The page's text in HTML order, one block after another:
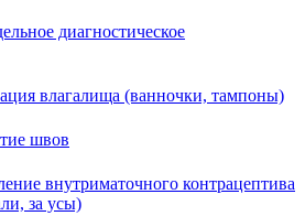
диагностическое
влагалища (ванночки, тампоны)
швов
внутриматочного контрацептива
за усы)